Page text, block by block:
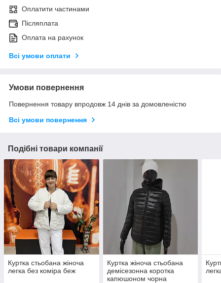
Оплатити частинами
Післяплата
Оплата на рахунок
Всі умови оплати
Умови повернення
Повернення товару впродовж 14 днів за домовленістю
Всі умови повернення
Подібні товари компанії
Куртка стьобана жіноча
легка без коміра беж
Куртка жіноча стьобана
демісезонна коротка
капюшоном чорна